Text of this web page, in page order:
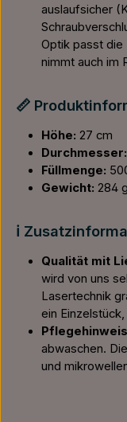
auslaufsicher
Optik passt die
nimmt auch im
📏
Höhe: 27 cm
Durchmesser:
Füllmenge:
Gewicht: 284 g
ℹ️
Qualität mit
wird von uns
Lasertechnik
ein
abwaschen.
und